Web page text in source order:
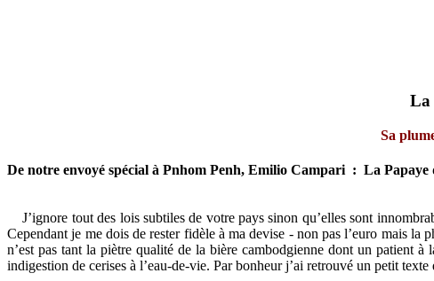
La
Sa
De notre envoyé spécial à Pnhom Penh, Emilio Campari : La Papaye
J’ignore tout des lois subtiles de votre pays sinon qu’elles sont
Cependant je me dois de rester fidèle à ma devise - non pas l’euro mais la
n’est pas tant la piètre qualité de la bière cambodgienne dont un patient
indigestion de cerises à l’eau-de-vie. Par bonheur j’ai retrouvé un petit